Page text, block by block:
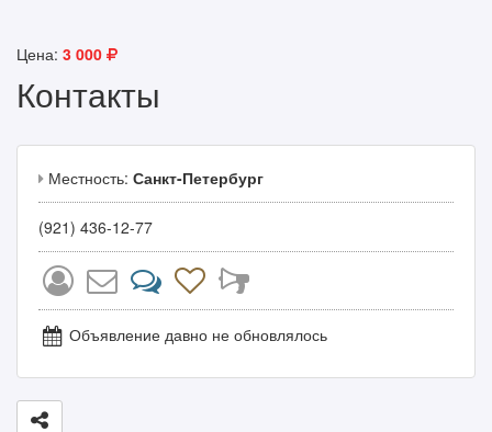
Цена: 3 000
Контакты
Местность: Санкт-Петербург
(921) 436-12-77
Объявление давно не обновлялось